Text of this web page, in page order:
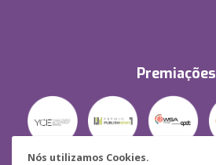
Nós utilizamos Cookies.
Premiações